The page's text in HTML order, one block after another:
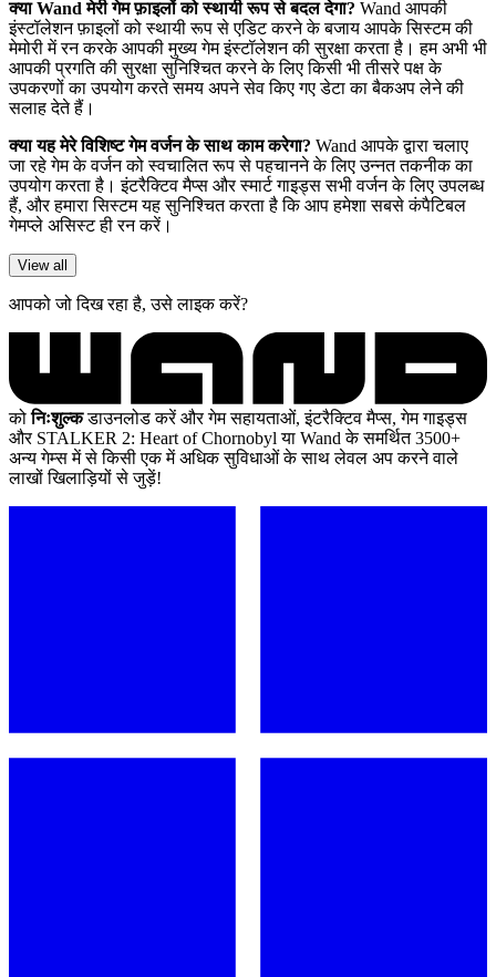
क्या Wand मेरी गेम फ़ाइलों को स्थायी रूप से बदल देगा? Wand आपकी
इंस्टॉलेशन फ़ाइलों को स्थायी रूप से एडिट करने के बजाय आपके सिस्टम की
मेमोरी में रन करके आपकी मुख्य गेम इंस्टॉलेशन की सुरक्षा करता है। हम अभी भी
आपकी प्रगति की सुरक्षा सुनिश्चित करने के लिए किसी भी तीसरे पक्ष के
उपकरणों का उपयोग करते समय अपने सेव किए गए डेटा का बैकअप लेने की
सलाह देते हैं।
क्या यह मेरे विशिष्ट गेम वर्जन के साथ काम करेगा? Wand आपके द्वारा चलाए
जा रहे गेम के वर्जन को स्वचालित रूप से पहचानने के लिए उन्नत तकनीक का
उपयोग करता है। इंटरैक्टिव मैप्स और स्मार्ट गाइड्स सभी वर्जन के लिए उपलब्ध
हैं, और हमारा सिस्टम यह सुनिश्चित करता है कि आप हमेशा सबसे कंपैटिबल
गेमप्ले असिस्ट ही रन करें।
View all
आपको जो दिख रहा है, उसे लाइक करें?
कोनिःशुल्कडाउनलोड करें और गेम सहायताओं, इंटरैक्टिव मैप्स, गेम गाइड्स
और STALKER 2: Heart of Chornobyl या Wand के समर्थित 3500+
अन्य गेम्स में से किसी एक में अधिक सुविधाओं के साथ लेवल अप करने वाले
लाखों खिलाड़ियों से जुड़ें!